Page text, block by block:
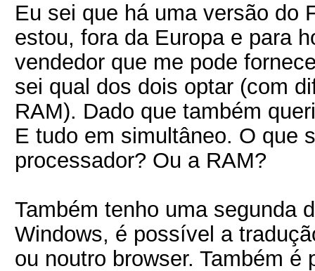
Eu sei que há uma versão do
estou, fora da Europa e para
vendedor que me pode
sei qual dos dois optar (com
RAM). Dado que também
E tudo em simultâneo. O que
processador? Ou a RAM?
Também tenho uma segunda
Windows, é possível a
ou noutro browser. Também